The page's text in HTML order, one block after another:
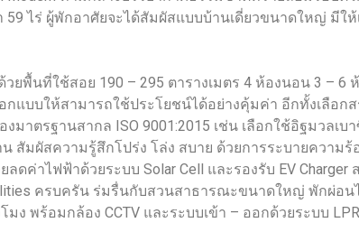
ไร่ ผู้พักอาศัยจะได้สัมผัสแบบบ้านเดี่ยวขนาดใหญ่ มีให้
นที่ใช้สอย 190 – 295 ตารางเมตร 4 ห้องนอน 3 – 6
แบบให้สามารถใช้ประโยชน์ได้อย่างคุ้มค่า อีกทั้งเลือก
มาตรฐานสากล ISO 9001:2015 เช่น เลือกใช้อิฐมวลเ
สัมผัสความรู้สึกโปร่ง โล่ง สบาย ด้วยการระบายความ
าไฟฟ้าด้วยระบบ Solar Cell และรองรับ EV Charger
ครบครัน ร่มรื่นกับสวนสาธารณะขนาดใหญ่ พักผ่อน
พร้อมกล้อง CCTV และระบบเข้า – ออกด้วยระบบ